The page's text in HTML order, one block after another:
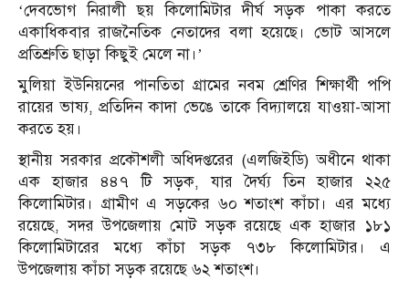
‘দেবভোগ নিরালী ছয় কিলোমিটার দীর্ঘ সড়ক পাকা করতে
একাধিকবার রাজনৈতিক নেতাদের বলা হয়েছে। ভোট আসলে
প্রতিশ্রুতি ছাড়া কিছুই মেলে না।’
মুলিয়া ইউনিয়নের পানতিতা গ্রামের নবম শ্রেণির শিক্ষার্থী পপি
রায়ের ভাষ্য, প্রতিদিন কাদা ভেঙে তাকে বিদ্যালয়ে যাওয়া-আসা
করতে হয়।
স্থানীয় সরকার প্রকৌশলী অধিদপ্তরের (এলজিইডি) অধীনে থাকা
এক হাজার ৪৪৭ টি সড়ক, যার দৈর্ঘ্য তিন হাজার ২২৫
কিলোমিটার। গ্রামীণ এ সড়কের ৬০ শতাংশ কাঁচা। এর মধ্যে
রয়েছে, সদর উপজেলায় মোট সড়ক রয়েছে এক হাজার ১৮১
কিলোমিটারের মধ্যে কাঁচা সড়ক ৭৩৮ কিলোমিটার। এ
উপজেলায় কাঁচা সড়ক রয়েছে ৬২ শতাংশ।